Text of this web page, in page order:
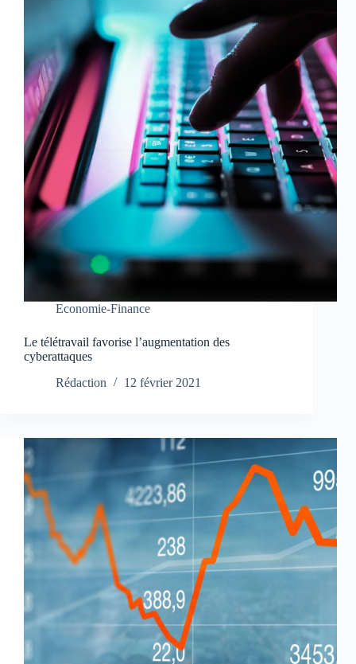
Economie-Finance
Le télétravail favorise l’augmentation des
cyberattaques
Rédaction
12 février 2021